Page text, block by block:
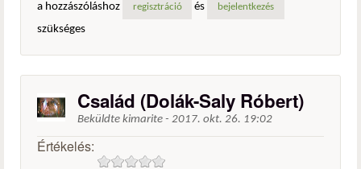
a hozzászóláshoz
regisztráció és bejelentkezés
szükséges
Család (Dolák-Saly Róbert)
Beküldte kimarite - 2017. okt. 26. 19:02
Értékelés: